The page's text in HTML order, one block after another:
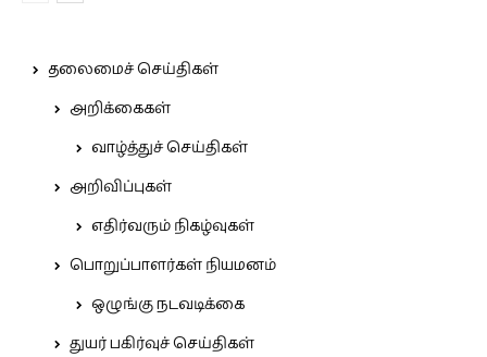
தலைமைச் செய்திகள்
அறிக்கைகள்
வாழ்த்துச் செய்திகள்
அறிவிப்புகள்
எதிர்வரும் நிகழ்வுகள்
பொறுப்பாளர்கள் நியமனம்
ஒழுங்கு நடவடிக்கை
துயர் பகிர்வுச் செய்திகள்